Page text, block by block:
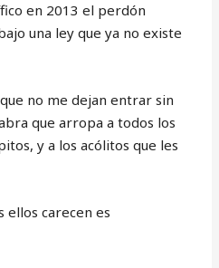
en 2013 el perdón
una ley que ya no existe
no me dejan entrar sin
que arropa a todos los
y a los acólitos que les
ellos carecen es